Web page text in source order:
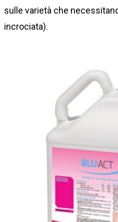
sulle varietà che
incrociata).